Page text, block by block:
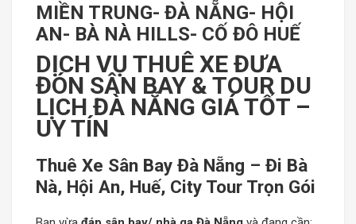
MIỀN TRUNG- ĐÀ NẴNG- HỘI
AN- BÀ NÀ HILLS- CỐ ĐÔ HUẾ
DỊCH VỤ THUÊ XE ĐƯA
ĐÓN SÂN BAY & TOUR DU
LỊCH ĐÀ NẴNG GIÁ TỐT –
UY TÍN
Thuê Xe Sân Bay Đà Nẵng – Đi Bà
Nà, Hội An, Huế, City Tour Trọn Gói